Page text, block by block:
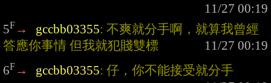
5F → gccbb03355: 不爽就分手啊，就算我曾經
答應你事情 但我就犯賤雙標
6F → gccbb03355: 仔，你不能接受就分手